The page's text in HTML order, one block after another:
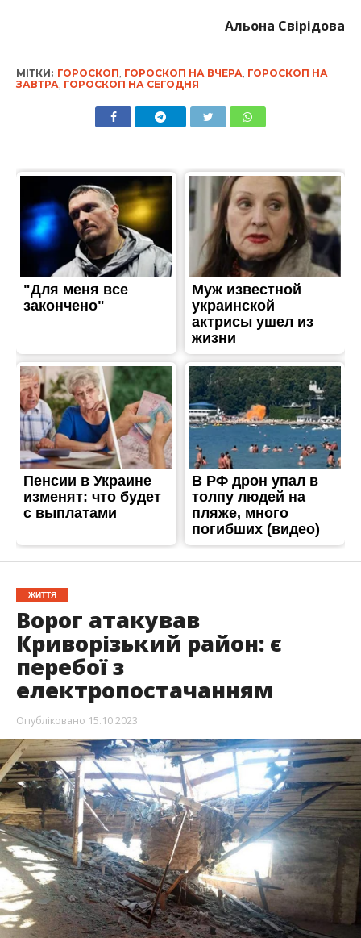
Альона Свірідова
МІТКИ: ГОРОСКОП ГОРОСКОП НА ВЧЕРА ГОРОСКОП НА
ЗАВТРА ГОРОСКОП НА СЕГОДНЯ
ЖИТТЯ
Ворог атакував
Криворізький район: є
перебої з
електропостачанням
Опубліковано 15.10.2023